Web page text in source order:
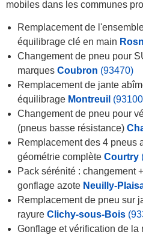
mobiles dans les communes
Remplacement de
équilibrage clé en main
Changement de pneu pour
marques Coubron (93470)
Remplacement de jante
équilibrage Montreuil
Changement de pneu pour
(pneus basse résistance)
Remplacement des 4 pneus
géométrie complète Courtry
Pack sérénité : changement
gonflage azote Neuilly-
Remplacement de pneu sur
rayure Clichy-sous-Bois
Gonflage et vérification de la